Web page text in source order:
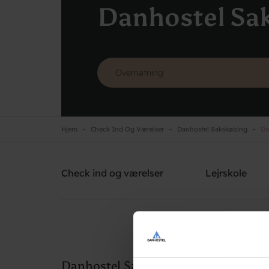
Danhostel
Danhostel Sakskøbing
Hjem Check Ind Og Værelser Danhostel Sakskøbing
Check ind og værelser Lejrskole
Danhostel Sakskøbing priser